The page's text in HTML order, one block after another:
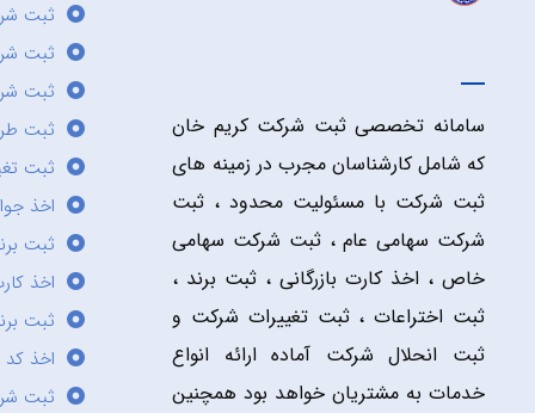
سامانه تخصصی ثبت شرکت کریم خان
که شامل کارشناسان مجرب در زمینه های
ثبت شرکت با مسئولیت محدود ، ثبت
شرکت سهامی عام ، ثبت شرکت سهامی
خاص ، اخذ کارت بازرگانی ، ثبت برند ،
ثبت اختراعات ، ثبت تغییرات شرکت و
ثبت انحلال شرکت آماده ارائه انواع
خدمات به مشتریان خواهد بود همچنین
ثبت
ثبت
ثبت
ثبت
ثبت
اخذ
ثبت
اخذ
ثبت
اخذ کد
ثبت